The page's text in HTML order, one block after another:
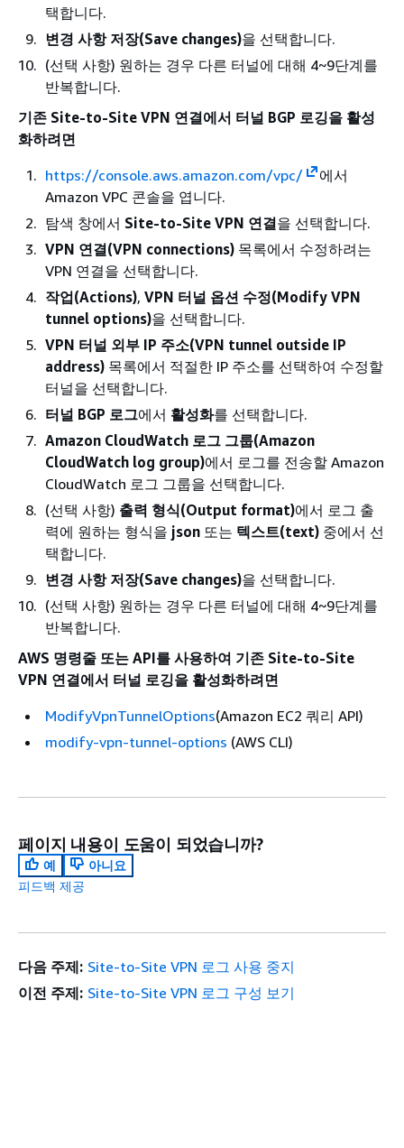
택합니다.
변경 사항 저장(Save changes)을 선택합니다.
(선택 사항) 원하는 경우 다른 터널에 대해 4~9단계를
반복합니다.
기존 Site-to-Site VPN 연결에서 터널 BGP 로깅을 활성
화하려면
https://console.aws.amazon.com/vpc/
에서
Amazon VPC 콘솔을 엽니다.
탐색 창에서 Site-to-Site VPN 연결을 선택합니다.
VPN 연결(VPN connections) 목록에서 수정하려는
VPN 연결을 선택합니다.
작업(Actions), VPN 터널 옵션 수정(Modify VPN
tunnel options)을 선택합니다.
VPN 터널 외부 IP 주소(VPN tunnel outside IP
address) 목록에서 적절한 IP 주소를 선택하여 수정할
터널을 선택합니다.
터널 BGP 로그에서 활성화를 선택합니다.
Amazon CloudWatch 로그 그룹(Amazon
CloudWatch log group)에서 로그를 전송할 Amazon
CloudWatch 로그 그룹을 선택합니다.
(선택 사항) 출력 형식(Output format)에서 로그 출
력에 원하는 형식을 json 또는 텍스트(text) 중에서 선
택합니다.
변경 사항 저장(Save changes)을 선택합니다.
(선택 사항) 원하는 경우 다른 터널에 대해 4~9단계를
반복합니다.
AWS 명령줄 또는 API를 사용하여 기존 Site-to-Site
VPN 연결에서 터널 로깅을 활성화하려면
ModifyVpnTunnelOptions(Amazon EC2 쿼리 API)
modify-vpn-tunnel-options (AWS CLI)
페이지 내용이 도움이 되었습니까?
예
아니요
피드백 제공
다음 주제: Site-to-Site VPN 로그 사용 중지
이전 주제: Site-to-Site VPN 로그 구성 보기